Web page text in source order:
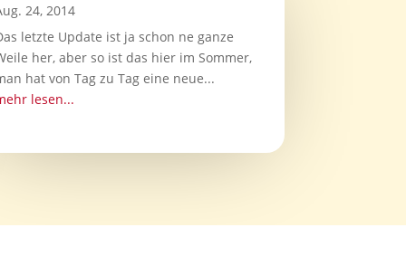
24, 2014
letzte Update ist ja schon ne ganze
her, aber so ist das hier im Sommer,
hat von Tag zu Tag eine neue...
lesen...